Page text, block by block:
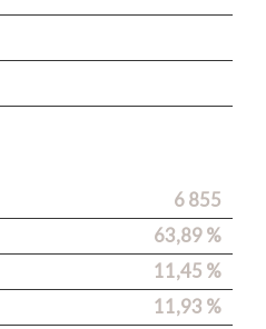
6 855
63,89 %
11,45 %
11,93 %